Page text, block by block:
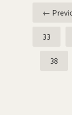
←
33
38